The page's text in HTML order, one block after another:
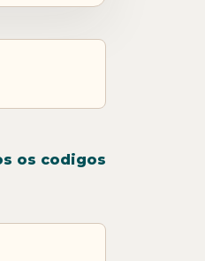
os codigos